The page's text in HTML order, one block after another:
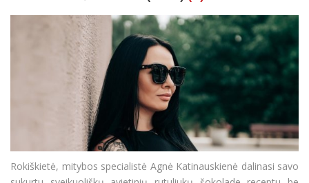
Rokiškietė, mitybos specialistė Agnė Katinauskienė dalinasi savo